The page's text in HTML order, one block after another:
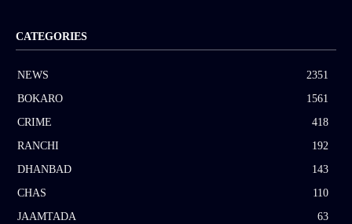
CATEGORIES
NEWS
2351
BOKARO
1561
CRIME
418
RANCHI
192
DHANBAD
143
CHAS
110
JAAMTADA
63